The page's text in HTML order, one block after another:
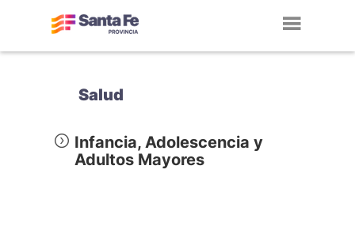
Salud
Infancia, Adolescencia y
Adultos Mayores